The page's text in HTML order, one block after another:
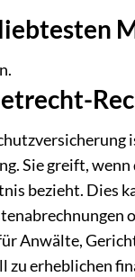
Sie greift,
bezieht. Dies
Anwälte,
zu erheblichen